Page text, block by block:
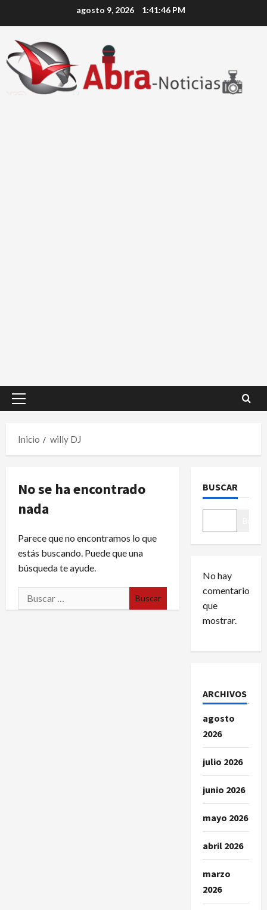
agosto 9, 2026 1:41:46 PM
Menú
Inicio
willy DJ
No se ha encontrado
nada
Parece que no encontramos lo que
estás buscando. Puede que una
búsqueda te ayude.
Buscar:
BUSCAR
No hay
comentarios
que
mostrar.
ARCHIVOS
agosto
2026
julio 2026
junio 2026
mayo 2026
abril 2026
marzo
2026